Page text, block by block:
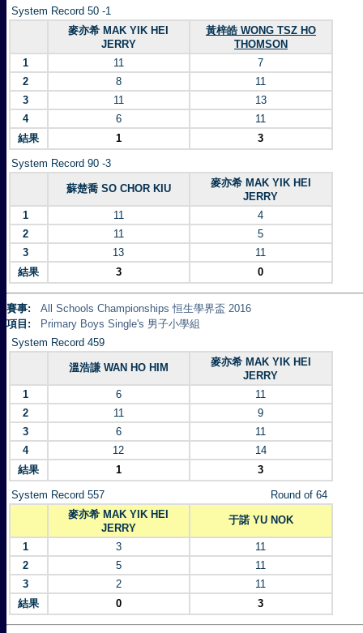
System Record 50 -1
麥亦希 MAK YIK HEI
JERRY
黃梓皓 WONG TSZ HO
THOMSON
1
11
7
2
8
11
3
11
13
4
6
11
結果
1 3
System Record 90 -3
蘇楚喬 SO CHOR KIU
麥亦希 MAK YIK HEI
JERRY
1
11
4
2
11
5
3
13
11
結果
3 0
賽事:
All Schools Championships 恒生學界盃 2016
項目:
Primary Boys Single's 男子小學組
System Record 459
溫浩謙 WAN HO HIM
麥亦希 MAK YIK HEI
JERRY
1
6
11
2
11
9
3
6
11
4
12
14
結果
1 3
System Record 557
Round of 64
麥亦希 MAK YIK HEI
JERRY
于諾 YU NOK
1 3
11
2
5
11
3
2
11
結果
0 3